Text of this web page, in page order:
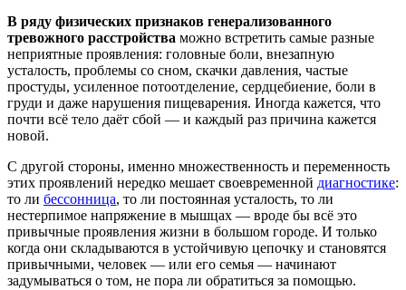
В ряду физических признаков генерализованного
тревожного расстройства можно встретить самые разные
неприятные проявления: головные боли, внезапную
усталость, проблемы со сном, скачки давления, частые
простуды, усиленное потоотделение, сердцебиение, боли в
груди и даже нарушения пищеварения. Иногда кажется, что
почти всё тело даёт сбой — и каждый раз причина кажется
новой.
С другой стороны, именно множественность и переменность
этих проявлений нередко мешает своевременной диагностике:
то ли бессонница, то ли постоянная усталость, то ли
нестерпимое напряжение в мышцах — вроде бы всё это
привычные проявления жизни в большом городе. И только
когда они складываются в устойчивую цепочку и становятся
привычными, человек — или его семья — начинают
задумываться о том, не пора ли обратиться за помощью.